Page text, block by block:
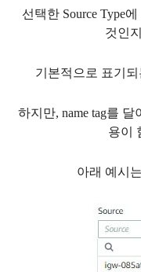
선택한 Source Type
것인
기본적으로 표기되
하지만, name tag를 달
용이
아래 예시